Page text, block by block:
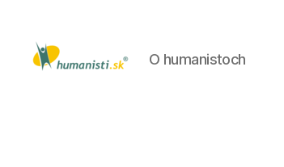
O humanistoch